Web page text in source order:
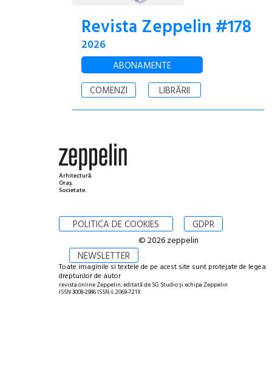
Revista Zeppelin #178
2026
ABONAMENTE
COMENZI
LIBRĂRII
Arhitectură.
Oraș.
Societate.
POLITICA DE COOKIES GDPR
NEWSLETTER
© 2026 zeppelin
Toate imaginile si textele de pe acest site sunt protejate de legea
drepturilor de autor
revista online Zeppelin, editată de SG Studio și echipa Zeppelin
ISSN 3008-2986 ISSN-L 2069-721X